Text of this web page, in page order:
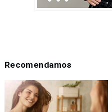
Recomendamos